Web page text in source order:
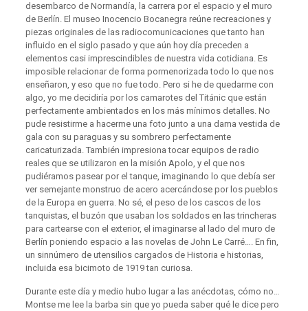
desembarco de Normandía, la carrera por el espacio y el muro
de Berlín. El museo Inocencio Bocanegra reúne recreaciones y
piezas originales de las radiocomunicaciones que tanto han
influido en el siglo pasado y que aún hoy día preceden a
elementos casi imprescindibles de nuestra vida cotidiana. Es
imposible relacionar de forma pormenorizada todo lo que nos
enseñaron, y eso que no fue todo. Pero si he de quedarme con
algo, yo me decidiría por los camarotes del Titánic que están
perfectamente ambientados en los más mínimos detalles. No
pude resistirme a hacerme una foto junto a una dama vestida de
gala con su paraguas y su sombrero perfectamente
caricaturizada. También impresiona tocar equipos de radio
reales que se utilizaron en la misión Apolo, y el que nos
pudiéramos pasear por el tanque, imaginando lo que debía ser
ver semejante monstruo de acero acercándose por los pueblos
de la Europa en guerra. No sé, el peso de los cascos de los
tanquistas, el buzón que usaban los soldados en las trincheras
para cartearse con el exterior, el imaginarse al lado del muro de
Berlín poniendo espacio a las novelas de John Le Carré…. En fin,
un sinnúmero de utensilios cargados de Historia e historias,
incluida esa bicimoto de 1919 tan curiosa.
Durante este día y medio hubo lugar a las anécdotas, cómo no…
Montse me lee la barba sin que yo pueda saber qué le dice pero